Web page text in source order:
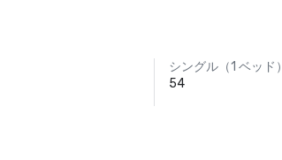
シングル（1 ベッド）
54